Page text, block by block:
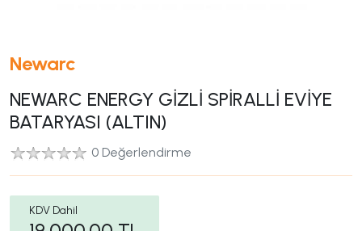
Newarc
NEWARC ENERGY GİZLİ SPİRALLİ EVİYE
BATARYASI (ALTIN)
0 Değerlendirme
KDV Dahil